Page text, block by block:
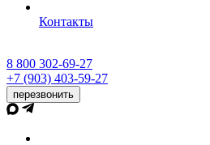
Контакты
8 800 302-69-27
+7 (903) 403-59-27
перезвонить